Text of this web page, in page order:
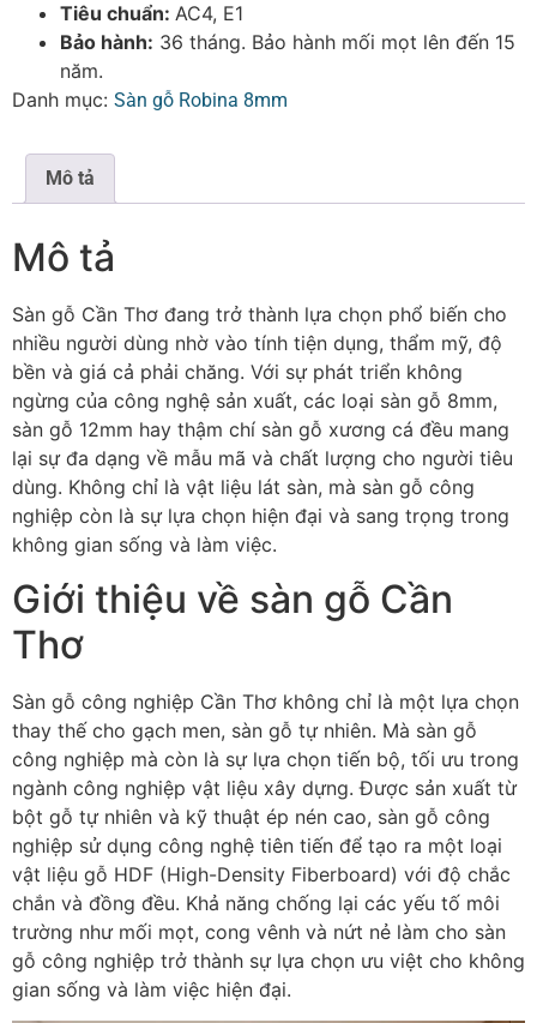
Tiêu chuẩn: AC4, E1
Bảo hành: 36 tháng. Bảo hành mối mọt lên đến 15
năm.
Danh mục: Sàn gỗ Robina 8mm
Mô tả
Mô tả
Sàn gỗ Cần Thơ đang trở thành lựa chọn phổ biến cho
nhiều người dùng nhờ vào tính tiện dụng, thẩm mỹ, độ
bền và giá cả phải chăng. Với sự phát triển không
ngừng của công nghệ sản xuất, các loại sàn gỗ 8mm,
sàn gỗ 12mm hay thậm chí sàn gỗ xương cá đều mang
lại sự đa dạng về mẫu mã và chất lượng cho người tiêu
dùng. Không chỉ là vật liệu lát sàn, mà sàn gỗ công
nghiệp còn là sự lựa chọn hiện đại và sang trọng trong
không gian sống và làm việc.
Giới thiệu về sàn gỗ Cần
Thơ
Sàn gỗ công nghiệp Cần Thơ không chỉ là một lựa chọn
thay thế cho gạch men, sàn gỗ tự nhiên. Mà sàn gỗ
công nghiệp mà còn là sự lựa chọn tiến bộ, tối ưu trong
ngành công nghiệp vật liệu xây dựng. Được sản xuất từ
bột gỗ tự nhiên và kỹ thuật ép nén cao, sàn gỗ công
nghiệp sử dụng công nghệ tiên tiến để tạo ra một loại
vật liệu gỗ HDF (High-Density Fiberboard) với độ chắc
chắn và đồng đều. Khả năng chống lại các yếu tố môi
trường như mối mọt, cong vênh và nứt nẻ làm cho sàn
gỗ công nghiệp trở thành sự lựa chọn ưu việt cho không
gian sống và làm việc hiện đại.